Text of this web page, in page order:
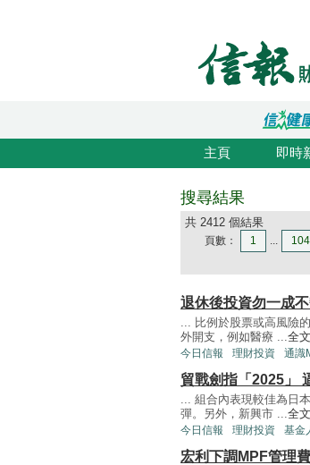
主頁 即時
搜尋結果
共 2412 個結果
頁數： 1 ... 104
退休後投資勿一成
... 比例於股票或高風險的
外開支，例如醫療 ...全文
今日信報 理財投資 通識
貿戰劍指「2025」
... 組合內表現較佳為日本
彈。另外，新興市 ...全文
今日信報 理財投資 基金
宏利下調MPF管理